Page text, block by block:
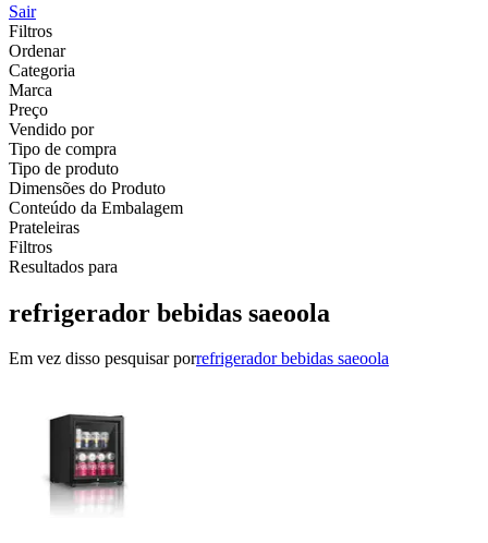
Sair
Filtros
Ordenar
Categoria
Marca
Preço
Vendido por
Tipo de compra
Tipo de produto
Dimensões do Produto
Conteúdo da Embalagem
Prateleiras
Filtros
Resultados para
refrigerador bebidas saeoola
Em vez disso pesquisar porrefrigerador bebidas saeoola